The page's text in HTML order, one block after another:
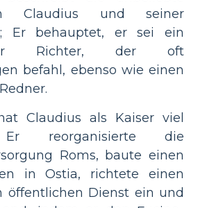
Claudius und seiner
Er behauptet, er sei ein
Richter, der oft
befahl, ebenso wie einen
Claudius als Kaiser viel
Er reorganisierte die
Roms, baute einen
in Ostia, richtete einen
öffentlichen Dienst ein und